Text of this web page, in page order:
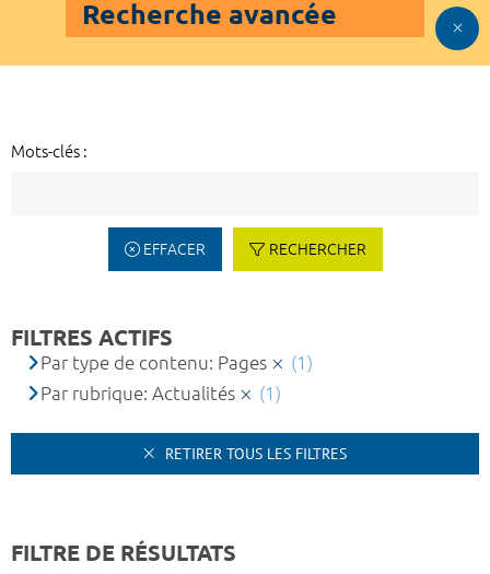
Recherche avancée
Mots-clés :
EFFACER RECHERCHER
FILTRES ACTIFS
Par type de contenu: Pages
(1)
Par rubrique: Actualités
(1)
RETIRER TOUS LES FILTRES
FILTRE DE RÉSULTATS